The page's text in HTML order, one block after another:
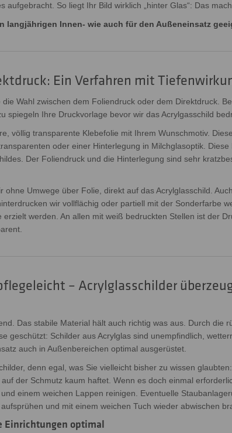
aufgebracht. So liegt Ihr Bild wirklich „hinter Glas“: Das
Innen- wie auch für den Außeneinsatz
Ein Verfahren mit
Wahl zwischen dem Foliendruck oder dem Direktdruck.
spiegeln Ihre Druckvorlage bevor wir das Acrylgasschild
völlig transparente Klebefolie mit Ihrem Wunschmotiv.
oder einer Hinterlegung in Milchglasoptik.
Der Foliendruck und die Hinterlegung sind sehr
ohne Umwege über Folie, direkt auf das Acrylglasschild.
wir vollflächig oder partiell mit der Sonderfarbe
werden. An allen mit weiß bedruckten Stellen ist der
– Acrylglasschilder
Das stabile Material hält auch richtig was aus. Durch die
geschützt: Schilder aus Acrylglas sind unempfindlich,
auch in Außenbereichen optimal ausgerüstet.
denn egal, was Sie vielleicht bisher zu wissen
der Schmutz kaum haftet. Wenn es doch einmal
einem weichen Lappen reinigen. Eventuelle
und mit einem weichen Tuch wieder abwischen
optimal